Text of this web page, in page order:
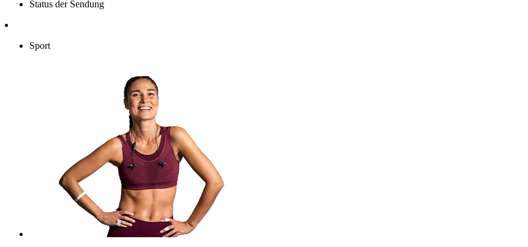
Status der Sendung
Sport